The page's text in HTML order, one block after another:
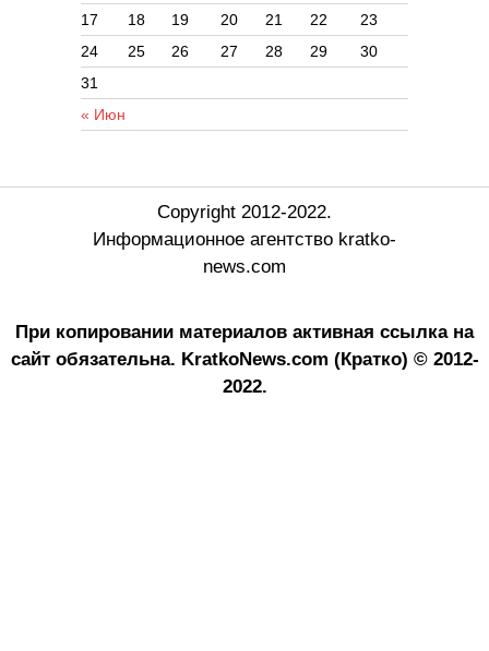
« Июн
17
18 19 20 21 22
23
24
25 26 27 28 29
30
31
Copyright 2012-2022.
Информационное агентство kratko-
news.com
При копировании материалов активная ссылка на
сайт обязательна. KratkoNews.com (Кратко) © 2012-
2022.